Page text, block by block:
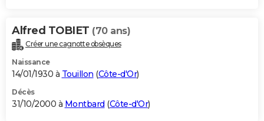
Alfred TOBIET (70 ans)
Créer une cagnotte obsèques
Naissance
14/01/1930 à Touillon (Côte-d'Or)
Décès
31/10/2000 à Montbard (Côte-d'Or)